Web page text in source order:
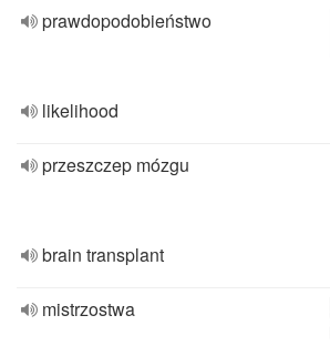
prawdopodobieństwo
likelihood
przeszczep mózgu
brain transplant
mistrzostwa